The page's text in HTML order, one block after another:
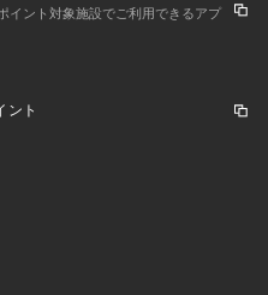
イント対象施設でご利用できるアプ
ント